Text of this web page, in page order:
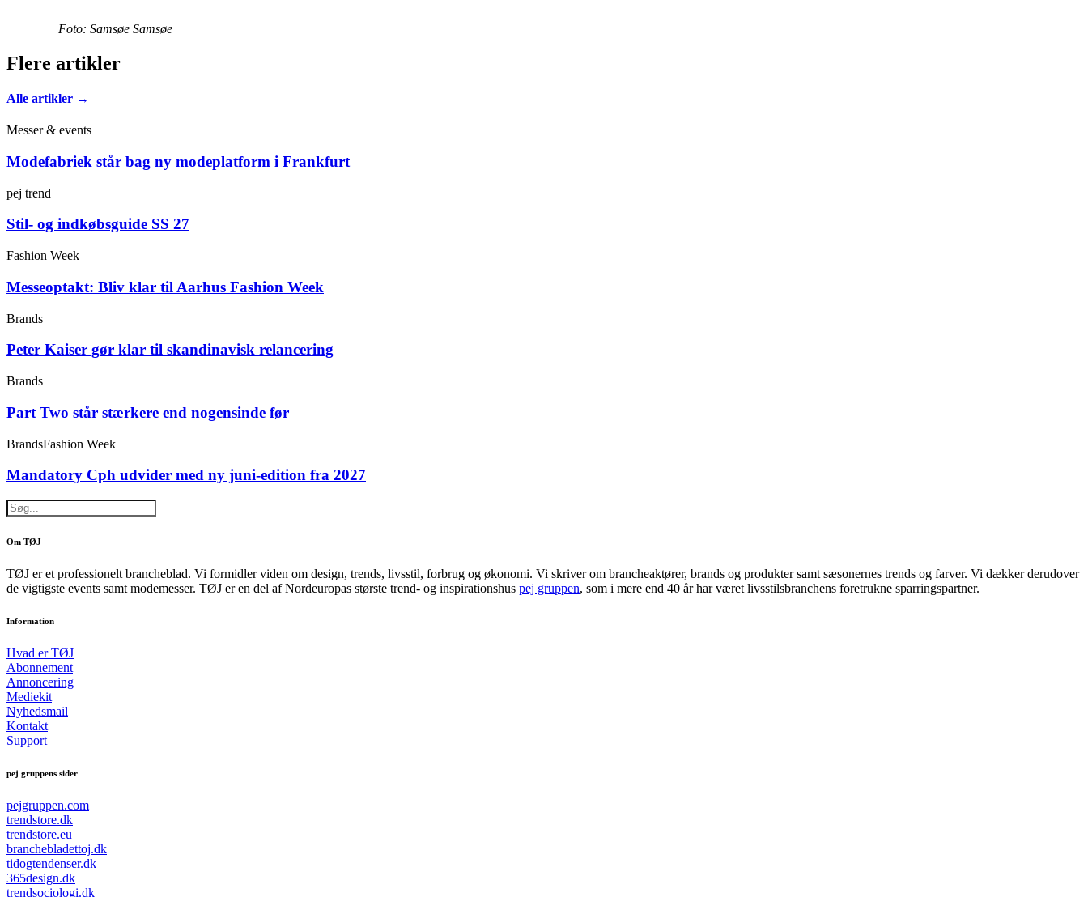
Foto: Samsøe Samsøe
Flere artikler
Alle artikler →
Messer & events
Modefabriek står bag ny modeplatform i Frankfurt
pej trend
Stil- og indkøbsguide SS 27
Fashion Week
Messeoptakt: Bliv klar til Aarhus Fashion Week
Brands
Peter Kaiser gør klar til skandinavisk relancering
Brands
Part Two står stærkere end nogensinde før
BrandsFashion Week
Mandatory Cph udvider med ny juni-edition fra 2027
Om TØJ
TØJ er et professionelt brancheblad. Vi formidler viden om design, trends, livsstil, forbrug og økonomi. Vi skriver om brancheaktører, brands og produkter samt sæsonernes trends og farver. Vi dækker derudover
de vigtigste events samt modemesser. TØJ er en del af Nordeuropas største trend- og inspirationshus pej gruppen, som i mere end 40 år har været livsstilsbranchens foretrukne sparringspartner.
Information
Hvad er TØJ
Abonnement
Annoncering
Mediekit
Nyhedsmail
Kontakt
Support
pej gruppens sider
pejgruppen.com
trendstore.dk
trendstore.eu
branchebladettoj.dk
tidogtendenser.dk
365design.dk
trendsociologi.dk